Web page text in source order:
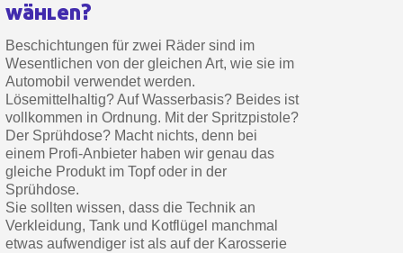
wählen?
Beschichtungen für zwei Räder sind im
Wesentlichen von der gleichen Art, wie sie im
Automobil verwendet werden.
Lösemittelhaltig? Auf Wasserbasis? Beides ist
vollkommen in Ordnung. Mit der Spritzpistole?
Der Sprühdose? Macht nichts, denn bei
einem Profi-Anbieter haben wir genau das
gleiche Produkt im Topf oder in der
Sprühdose.
Sie sollten wissen, dass die Technik an
Verkleidung, Tank und Kotflügel manchmal
etwas aufwendiger ist als auf der Karosserie